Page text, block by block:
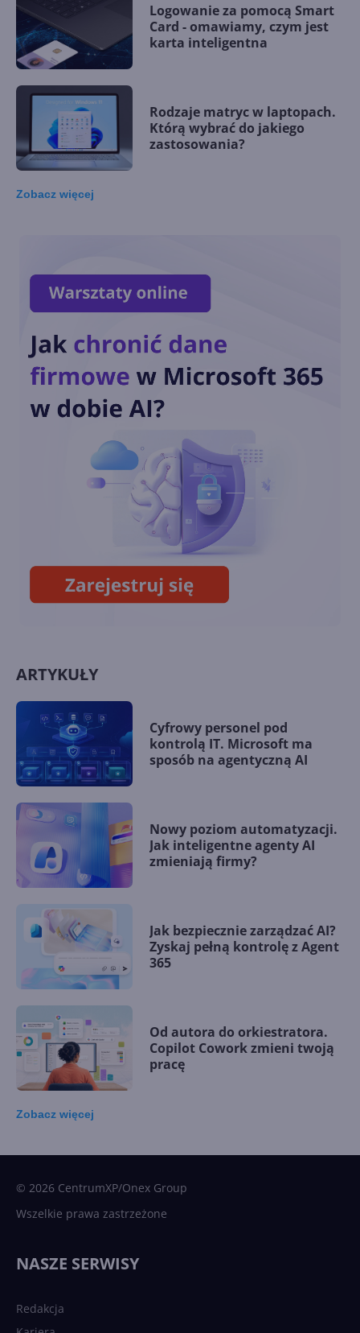
Logowanie za pomocą Smart
Card - omawiamy, czym jest
karta inteligentna
Rodzaje matryc w laptopach.
Którą wybrać do jakiego
zastosowania?
baterię w laptopie
Dwie karty SIM, jeden numer
tym samym numerem?
14 najdziwniejszych gadżetów
na CES 2020
Zobacz więcej
ARTYKUŁY
Cyfrowy personel pod
kontrolą IT. Microsoft ma
sposób na agentyczną AI
Nowy poziom automatyzacji.
Jak inteligentne agenty AI
zmieniają firmy?
Jak bezpiecznie zarządzać AI?
Zyskaj pełną kontrolę z Agent
365
Od autora do orkiestratora.
Copilot Cowork zmieni twoją
pracę
Zobacz więcej
© 2026 CentrumXP/Onex Group
Wszelkie prawa zastrzeżone
NASZE SERWISY
Redakcja